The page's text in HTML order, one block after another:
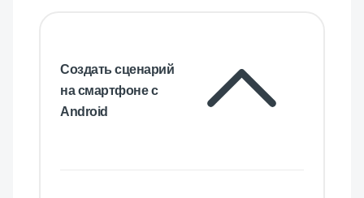
Создать сценарий
на смартфоне с
Android